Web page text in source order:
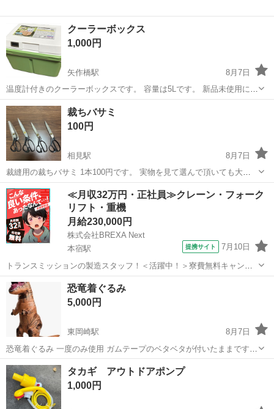
クーラーボックス
1,000円
矢作橋駅
8月7日
温度計付きのクーラーボックスです。 容量は5Lです。 新品未使用にな
ります。
愛知 岡崎市 矢作橋駅
裁ちバサミ
100円
相見駅
8月7日
裁縫用の裁ちバサミ 1本100円です。 実物を見て選んで頂いても大丈
夫です。 ※左から2本目はありません。
愛知 岡崎市 相見駅 その他
≪月収32万円・正社員≫クレーン・フォーク
リフト・重機
月給230,000円
株式会社BREXA Next
本宿駅
提携サイト 7月10日
トランスミッションの製造スタッフ！＜活躍中！＞寮費無料キャンペ
ーン実施中★稼げる2交替勤務！安定の日給月給制！昇給＆業績賞与あ
り！月収例31万円以上可！年間休日167日！《愛知県岡崎市》 人気の
工場のお仕事 ◇トランスミッ...
愛知 岡崎市 本宿駅
恐竜着ぐるみ
5,000円
東岡崎駅
8月7日
恐竜着ぐるみ 一度のみ使用 ガムテープのベタベタが付いたままです。
恐竜レースに出た時のゼッケンをつけた跡です。。 カラーは茶色で
す。
愛知 岡崎市 東岡崎駅 その他
タカギ アウトドアポンプ
1,000円